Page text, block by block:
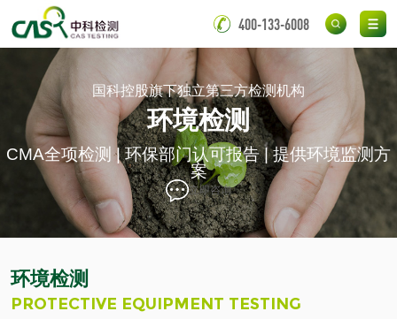
400-133-6008
国科控股旗下独立第三方检测机构
环境检测
CMA全项检测 | 环保部门认可报告 | 提供环境监测方
案
立即咨询
环境检测
PROTECTIVE EQUIPMENT TESTING